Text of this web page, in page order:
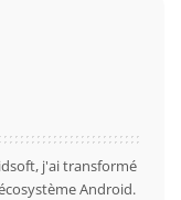
j'ai transformé
Android.